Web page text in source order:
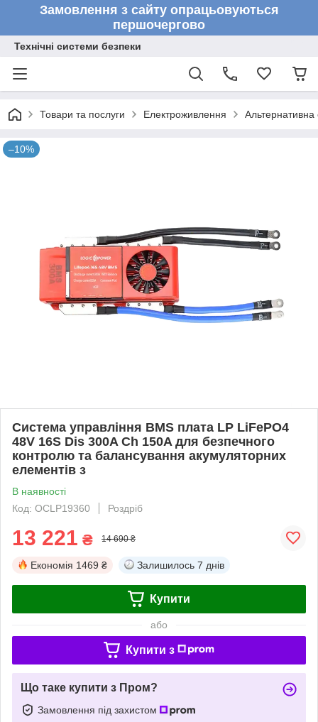
Замовлення з сайту опрацьовуються
першочергово
Технічні системи безпеки
Товари та послуги Електроживлення Альтернативна
–10%
Система управління BMS плата LP LiFePO4
48V 16S Dis 300A Ch 150A для безпечного
контролю та балансування акумуляторних
елементів з
В наявності
Код: OCLP19360
Роздріб
13 221 ₴ 14 690 ₴
Економія 1469 ₴ Залишилось 7 днів
Купити
або
Купити з
Що таке купити з Пром?
Замовлення під захистом